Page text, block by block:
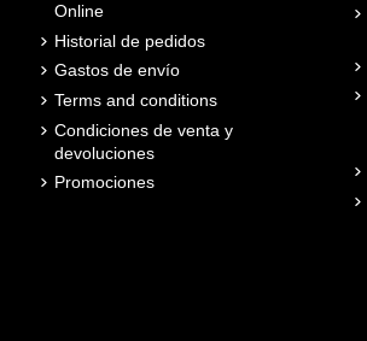
Online
Historial de pedidos
Gastos de envío
Terms and conditions
Condiciones de venta y
devoluciones
Promociones